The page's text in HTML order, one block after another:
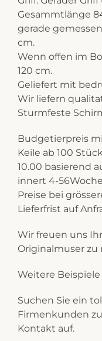
Gesammtlänge
gerade
cm.
Wenn offen im
120 cm.
Geliefert mit
Wir liefern
Sturmfeste
Budgetierpreis
Keile ab 100
10.00 basierend
innert 4-
Preise bei
Lieferfrist auf
Wir freuen uns
Originalmuser zu
Weitere
Suchen Sie ein
Firmenkunden
Kontakt auf.